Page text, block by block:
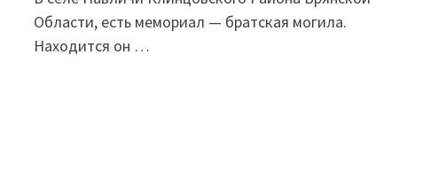
Области, есть мемориал — братская могила.
Находится он …